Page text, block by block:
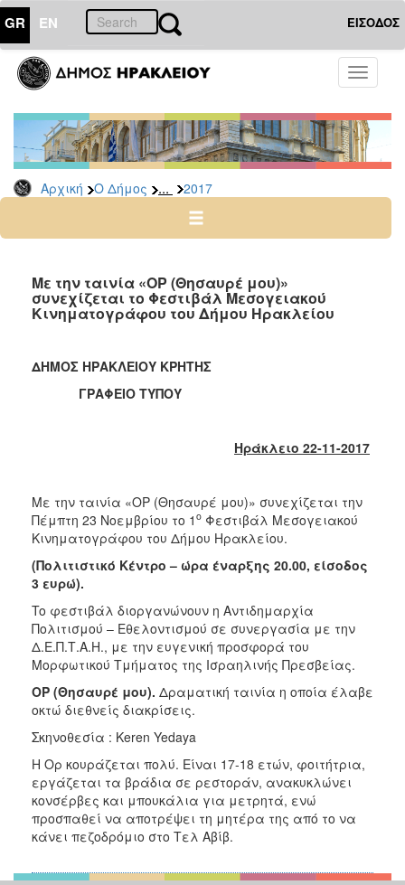
GR EN ΕΙΣΟΔΟΣ
Toggle
Αρχική Ο Δήμος ... 2017
ΔΗΜΟΣ
Δελτία
Τύπου
Αρχείο
2026
2024
2022
2021
2013
2012
2011
2010
2006
ΠΟΛΙΤΙΣΜΟΣ
ΑΝΘΕΚΤΙΚΗ
ΠΟΛΗ
Με την ταινία «OP (Θησαυρέ μου)»
συνεχίζεται το Φεστιβάλ Μεσογειακού
Κινηματογράφου του Δήμου Ηρακλείου
ΔΗΜΟΣ ΗΡΑΚΛΕΙΟΥ ΚΡΗΤΗΣ
ΓΡΑΦΕΙΟ ΤΥΠΟΥ
Ηράκλειο 22-11-2017
Με την ταινία «OP (Θησαυρέ μου)» συνεχίζεται την
Πέμπτη 23 Νοεμβρίου το 1 ο Φεστιβάλ Μεσογειακού
Κινηματογράφου του Δήμου Ηρακλείου.
(Πολιτιστικό Κέντρο – ώρα έναρξης 20.00, είσοδος
3 ευρώ).
To φεστιβάλ διοργανώνουν η Αντιδημαρχία
Πολιτισμού – Εθελοντισμού σε συνεργασία με την
Δ.Ε.Π.Τ.Α.Η., με την ευγενική προσφορά του
Μορφωτικού Τμήματος της Ισραηλινής Πρεσβείας.
ΟΡ (Θησαυρέ μου). Δραματική ταινία η οποία έλαβε
οκτώ διεθνείς διακρίσεις.
Σκηνοθεσία : Keren Yedaya
Η Ορ κουράζεται πολύ. Είναι 17-18 ετών, φοιτήτρια,
εργάζεται τα βράδια σε ρεστοράν, ανακυκλώνει
κονσέρβες και μπουκάλια για μετρητά, ενώ
προσπαθεί να αποτρέψει τη μητέρα της από το να
κάνει πεζοδρόμιο στο Τελ Αβίβ.